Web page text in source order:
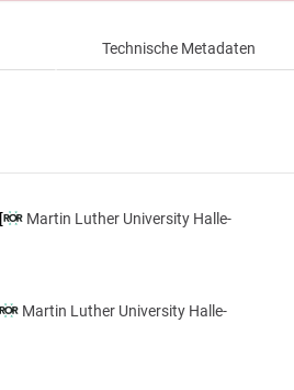
Technische Metadaten
[
Martin Luther University Halle-
Martin Luther University Halle-